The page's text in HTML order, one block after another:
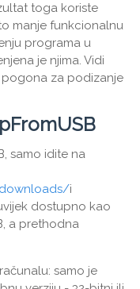
toga koriste
manje funkcionalnu
programa u
je njima. Vidi
pogona za podizanje
samo idite na
i
dostupno kao
a prethodna
samo je